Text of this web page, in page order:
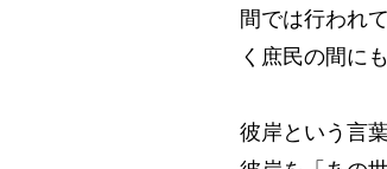
間では行われ
く庶民の間に
彼岸という言